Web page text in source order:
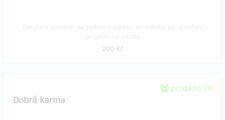
200 Kč
prodáno 38
Dobrá karma